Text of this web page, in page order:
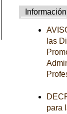
Información
las
para